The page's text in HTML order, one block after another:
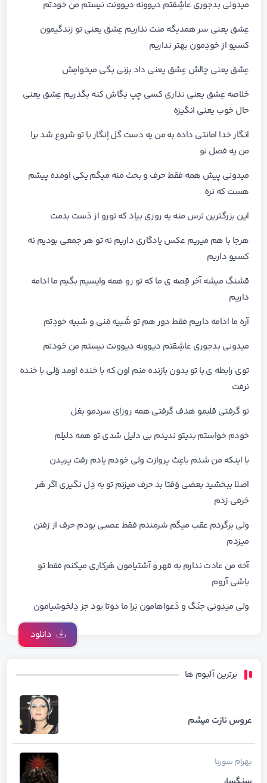
برترین آلبوم ها
عروس نازت میشم
بهرامسورنا
میدونی بدجوری عاشِقتم دیوونه دیوونت نیستم من خودتم
عِشق یعنی سر همدیگه منت نذاریم عِشق یعنی تو زندگیمون
کسیو از خودِمون بهتر نداریم
عِشق یعنی چالش عِشق یعنی داد بزنی بگی میخوامِش
خلاصه عِشق یعنی نذاری کسی چپ نِگاش کنه بگذریم عِشق یعنی
حال خوب یعنی انگیزه
انگار خدا امانتی داده به من یه دست گل اِنگار با تو شروع شد برا
من یه فصل نو
میدونی پیش همه فقط حرف و بحث منه میگم یکی اومده پیشم
هست که نره
این بزرگترین ترس منه یه روزی بیاد که تورو از دَست بدمت
هرجا با هم میریم عکس یادگاری داریم نه تو هر جمعی بودیم نه
کسیو داریم
قشنگ میشه آخر قِصه ی ما که تو رو همه وایسیم بگیم ما ادامه
داریم
آره ما ادامه داریم فقط دور هم تو شَبیه مَنی و شبیه خودِتم
میدونی بدجوری عاشِقتم دیوونه دیوونت نیستم من خودتم
توی رابطه ی با تو بدون بازنده منم اون که با خنده اومد وَلی با خنده
نرفت
تو گرفتی قلبمو هدف گرفتی همه روزای سردمو بغل
خودم خواستم بدیتو ندیدم بی دلیل شدی تو همه دلیلم
با اینکه من شدم باعِث پروازت ولی خودم یادم رفت پریدن
اصلا ببخشید بعضی وَقتا بد حرف میزنم تو به دِل نگیری اگر هَر
حَرفی زدم
ولی برگردم عقب میگم شرمندم فقط عصبی بودم حرف از رَفتن
میزدم
آخه من عادت ندارم به قهر و آشتیامون هَرکاری میکنم فقط تو
باشی آروم
ولی میدونی جنَگ و دَعواهامون بَرا ما دوتا بود جز دِلخوشیامون
دانلود